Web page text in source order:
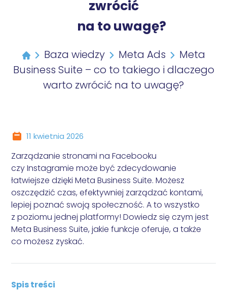
Optymalizacja Wordpress
BEZPIECZEŃSTWO
Bezpieczeństwo WordPress
AI - sztuczna inteligencja
Czat na stronie
ASARI
Newsletter
Notowania i kursy
Przelewy24
Furgonetka
Allegro
DLA SKLEPÓW
One click return
Omnibus
Marketing WordPress
Optymalizacja SEO
Pozycjonowanie WordPress
AUDYTY MARKETINGOWE
Audyt SEO
Audyt Google Ads
Meta Ads
Google Analytics 4
Google Tag Manager
Konfiguracja konwersji
zwrócić
na to uwagę?
Baza wiedzy Meta Ads
Meta
Business Suite – co to takiego i dlaczego
warto zwrócić na to uwagę?
11 kwietnia 2026
Zarządzanie stronami na Facebooku
czy Instagramie może być zdecydowanie
łatwiejsze dzięki Meta Business Suite. Możesz
oszczędzić czas, efektywniej zarządzać kontami,
lepiej poznać swoją społeczność. A to wszystko
z poziomu jednej platformy! Dowiedz sięczym jest
Meta Business Suite, jakie funkcje oferuje, a także
co możesz zyskać.
Spis treści